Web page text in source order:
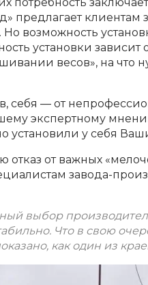
предлагает клиентам
возможность
установки зависит
весов», на
себя — от
экспертному
установили у себя
отказ от важных
завода-
выбор
Что в свою
как один из